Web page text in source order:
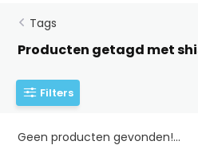
Tags
Producten getagd met
Filters
Geen producten gevonden!...